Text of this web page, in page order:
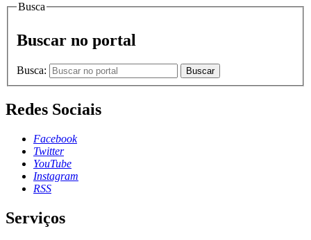
Busca
Buscar no portal
Busca: Buscar
Redes Sociais
Facebook
Twitter
YouTube
Instagram
RSS
Serviços